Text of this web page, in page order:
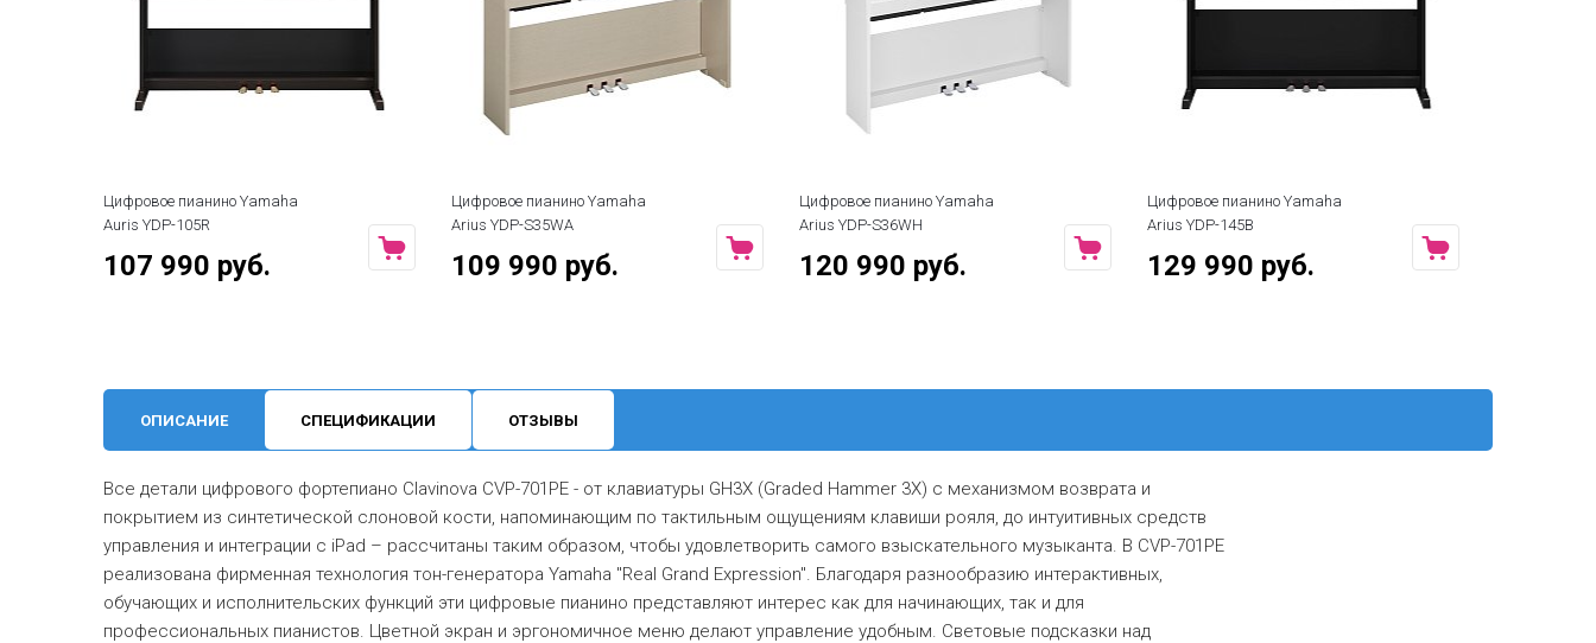
Цифровое пианино Yamaha
Auris YDP-105R
107 990 руб.
Цифровое пианино Yamaha
Arius YDP-S35WA
109 990 руб.
Цифровое пианино Yamaha
Arius YDP-S36WH
120 990 руб.
Цифровое пианино Yamaha
Arius YDP-145B
129 990 руб.
ОПИСАНИЕ СПЕЦИФИКАЦИИ ОТЗЫВЫ
Все детали цифрового фортепиано Clavinova CVP-701PE - от клавиатуры GH3X (Graded Hammer 3X) с механизмом возврата и
покрытием из синтетической слоновой кости, напоминающим по тактильным ощущениям клавиши рояля, до интуитивных средств
управления и интеграции с iPad – рассчитаны таким образом, чтобы удовлетворить самого взыскательного музыканта. В CVP-701PE
реализована фирменная технология тон-генератора Yamaha "Real Grand Expression". Благодаря разнообразию интерактивных,
обучающих и исполнительских функций эти цифровые пианино представляют интерес как для начинающих, так и для
профессиональных пианистов. Цветной экран и эргономичное меню делают управление удобным. Световые подсказки над